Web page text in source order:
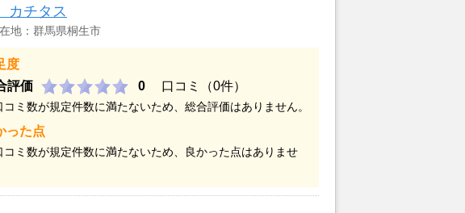
ているランドネットにお願いしました。
カチタス
地：群馬県桐生市
度
評価
0 口コミ（0件）
ミ数が規定件数に満たないため、総合評価はありません。
った点
ミ数が規定件数に満たないため、良かった点はありませ